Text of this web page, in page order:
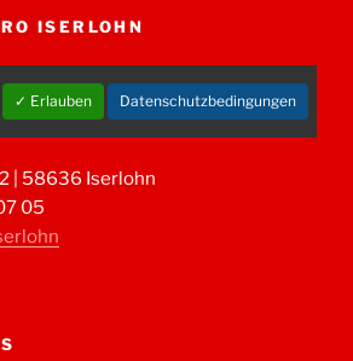
ISERLOHN
✓ Erlauben Datenschutzbedingungen
| 58636 Iserlohn
05